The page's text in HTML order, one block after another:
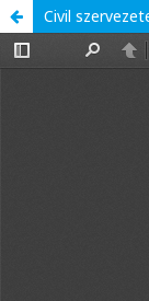
Civil